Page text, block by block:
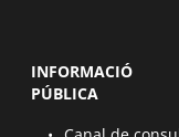
INFORMACIÓ
PÚBLICA